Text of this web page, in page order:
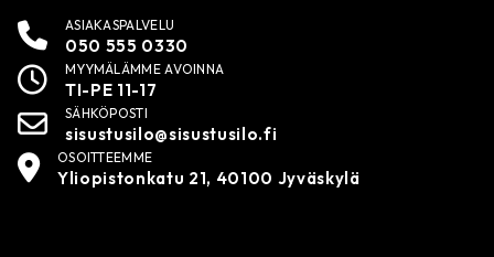
ASIAKASPALVELU
050 555 0330
MYYMÄLÄMME AVOINNA
TI-PE 11-17
SÄHKÖPOSTI
sisustusilo@sisustusilo.fi
OSOITTEEMME
Yliopistonkatu 21, 40100 Jyväskylä